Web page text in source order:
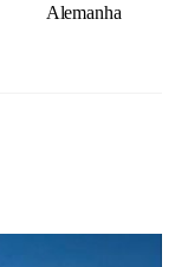
Alemanha